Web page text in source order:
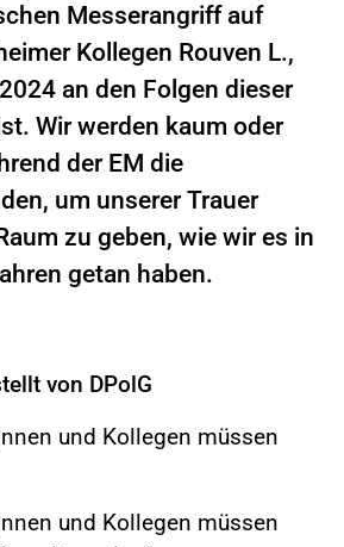
Messerangriff auf
Kollegen Rouven L.,
an den Folgen dieser
Wir werden kaum oder
der EM die
um unserer Trauer
zu geben, wie wir es in
getan haben.
von DPolG
und Kollegen müssen
und Kollegen müssen